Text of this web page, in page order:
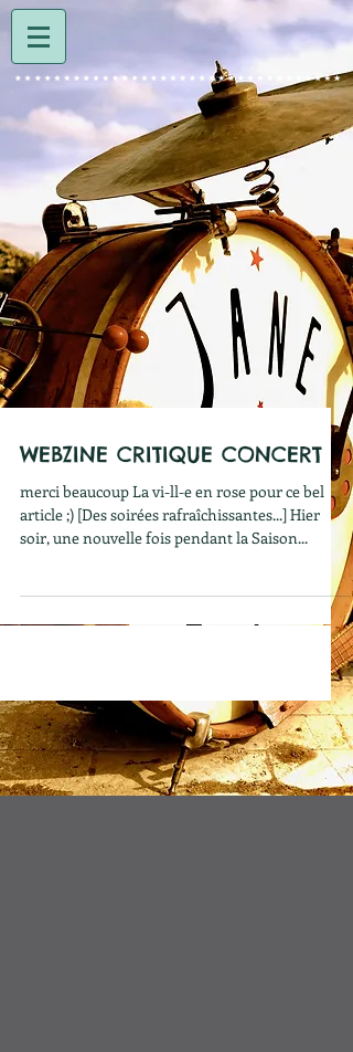
WEBZINE CRITIQUE CONCERT
merci beaucoup La vi-ll-e en rose pour ce bel
article ;) [Des soirées rafraîchissantes...] Hier
soir, une nouvelle fois pendant la Saison...